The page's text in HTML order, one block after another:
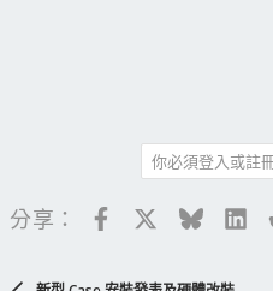
你必須登入或註
分享： Facebook